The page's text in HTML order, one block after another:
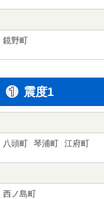
鏡野町
震度1
八頭町 琴浦町 江府町
西ノ島町